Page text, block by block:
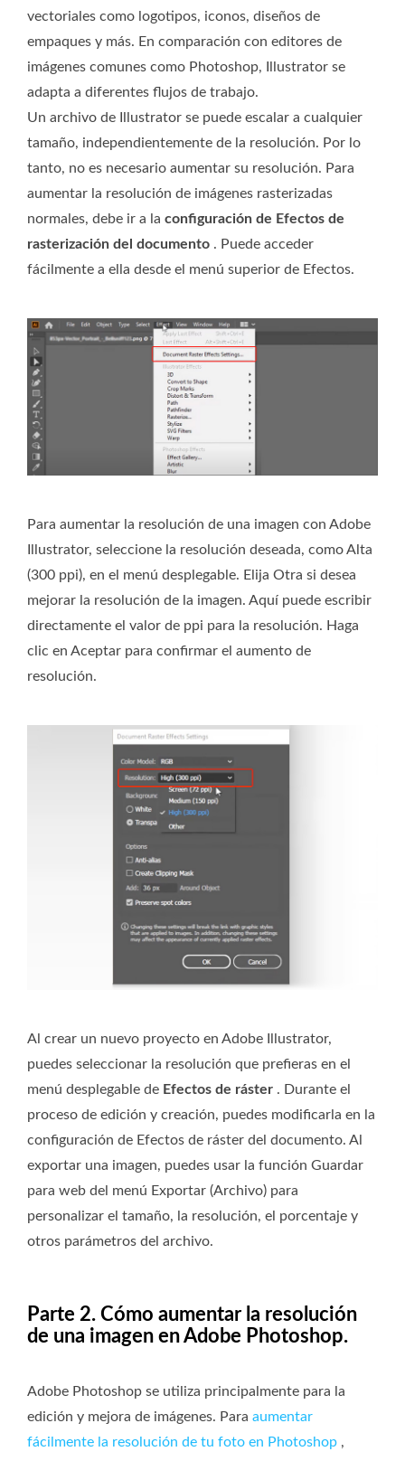
vectoriales como logotipos, iconos, diseños de
empaques y más. En comparación con editores de
imágenes comunes como Photoshop, Illustrator se
adapta a diferentes flujos de trabajo.
Un archivo de Illustrator se puede escalar a cualquier
tamaño, independientemente de la resolución. Por lo
tanto, no es necesario aumentar su resolución. Para
aumentar la resolución de imágenes rasterizadas
normales, debe ir a la configuración de Efectos de
rasterización del documento . Puede acceder
fácilmente a ella desde el menú superior de Efectos.
Para aumentar la resolución de una imagen con Adobe
Illustrator, seleccione la resolución deseada, como Alta
(300 ppi), en el menú desplegable. Elija Otra si desea
mejorar la resolución de la imagen. Aquí puede escribir
directamente el valor de ppi para la resolución. Haga
clic en Aceptar para confirmar el aumento de
resolución.
Al crear un nuevo proyecto en Adobe Illustrator,
puedes seleccionar la resolución que prefieras en el
menú desplegable de Efectos de ráster . Durante el
proceso de edición y creación, puedes modificarla en la
configuración de Efectos de ráster del documento. Al
exportar una imagen, puedes usar la función Guardar
para web del menú Exportar (Archivo) para
personalizar el tamaño, la resolución, el porcentaje y
otros parámetros del archivo.
Parte 2. Cómo aumentar la resolución
de una imagen en Adobe Photoshop.
Adobe Photoshop se utiliza principalmente para la
edición y mejora de imágenes. Para aumentar
fácilmente la resolución de tu foto en Photoshop ,